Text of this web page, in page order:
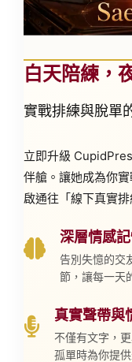
白天陪練，
實戰排練與脫單
立即升級
伴艙 。讓她成為你
啟通往「線下真實排
深層情感
告別失憶的交
節，讓每一天
真實聲帶與
不僅有文字，
孤單時為你提